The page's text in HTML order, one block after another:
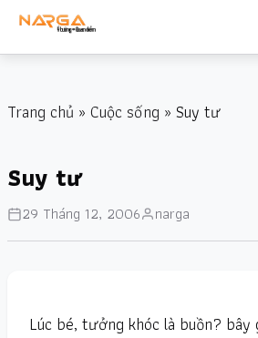
Trang chủ » Cuộc sống » Suy tư
Suy tư
29 Tháng 12, 2006 narga
Lúc bé, tưởng khóc là buồn?